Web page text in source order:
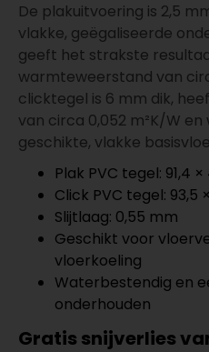
De plakuitvoering is 2,5
vlakke, geëgaliseerde
geeft het strakste
warmteweerstand van
clicktegel is 6 mm dik,
van circa 0,052 m²K/W
geschikte, vlakke
Plak PVC tegel: 91,4
Click PVC tegel: 93,5
Slijtlaag: 0,55 mm
Geschikt voor
vloerkoeling
Waterbestendig en
onderhouden
Gratis snijverlies